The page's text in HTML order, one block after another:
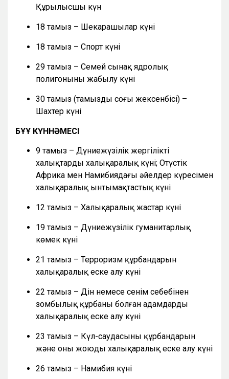
Құрылысшы күн
18 тамыз – Шекарашылар күні
18 тамыз – Спорт күні
29 тамыз – Семей сынақ ядролық
полигонының жабылу күні
30 тамыз (тамыздың соңғы жексенбісі) –
Шахтер күні
БҰҰ КҮННӘМЕСІ
9 тамыз – Дүниежүзілік жергілікті
халықтардың халықаралық күні; Оңтүстік
Африка мен Намибиядағы әйелдер күресімен
халықаралық ынтымақтастық күні
12 тамыз – Халықаралық жастар күні
19 тамыз – Дүниежүзілік гуманитарлық
көмек күні
21 тамыз – Терроризм құрбандарын
халықаралық еске алу күні
22 тамыз – Дін немесе сенім себебінен
зомбылық құрбаны болған адамдарды
халықаралық еске алу күні
23 тамыз – Күл-саудасының құрбандарын
және оны жоюды халықаралық еске алу күні
26 тамыз – Намибия күні